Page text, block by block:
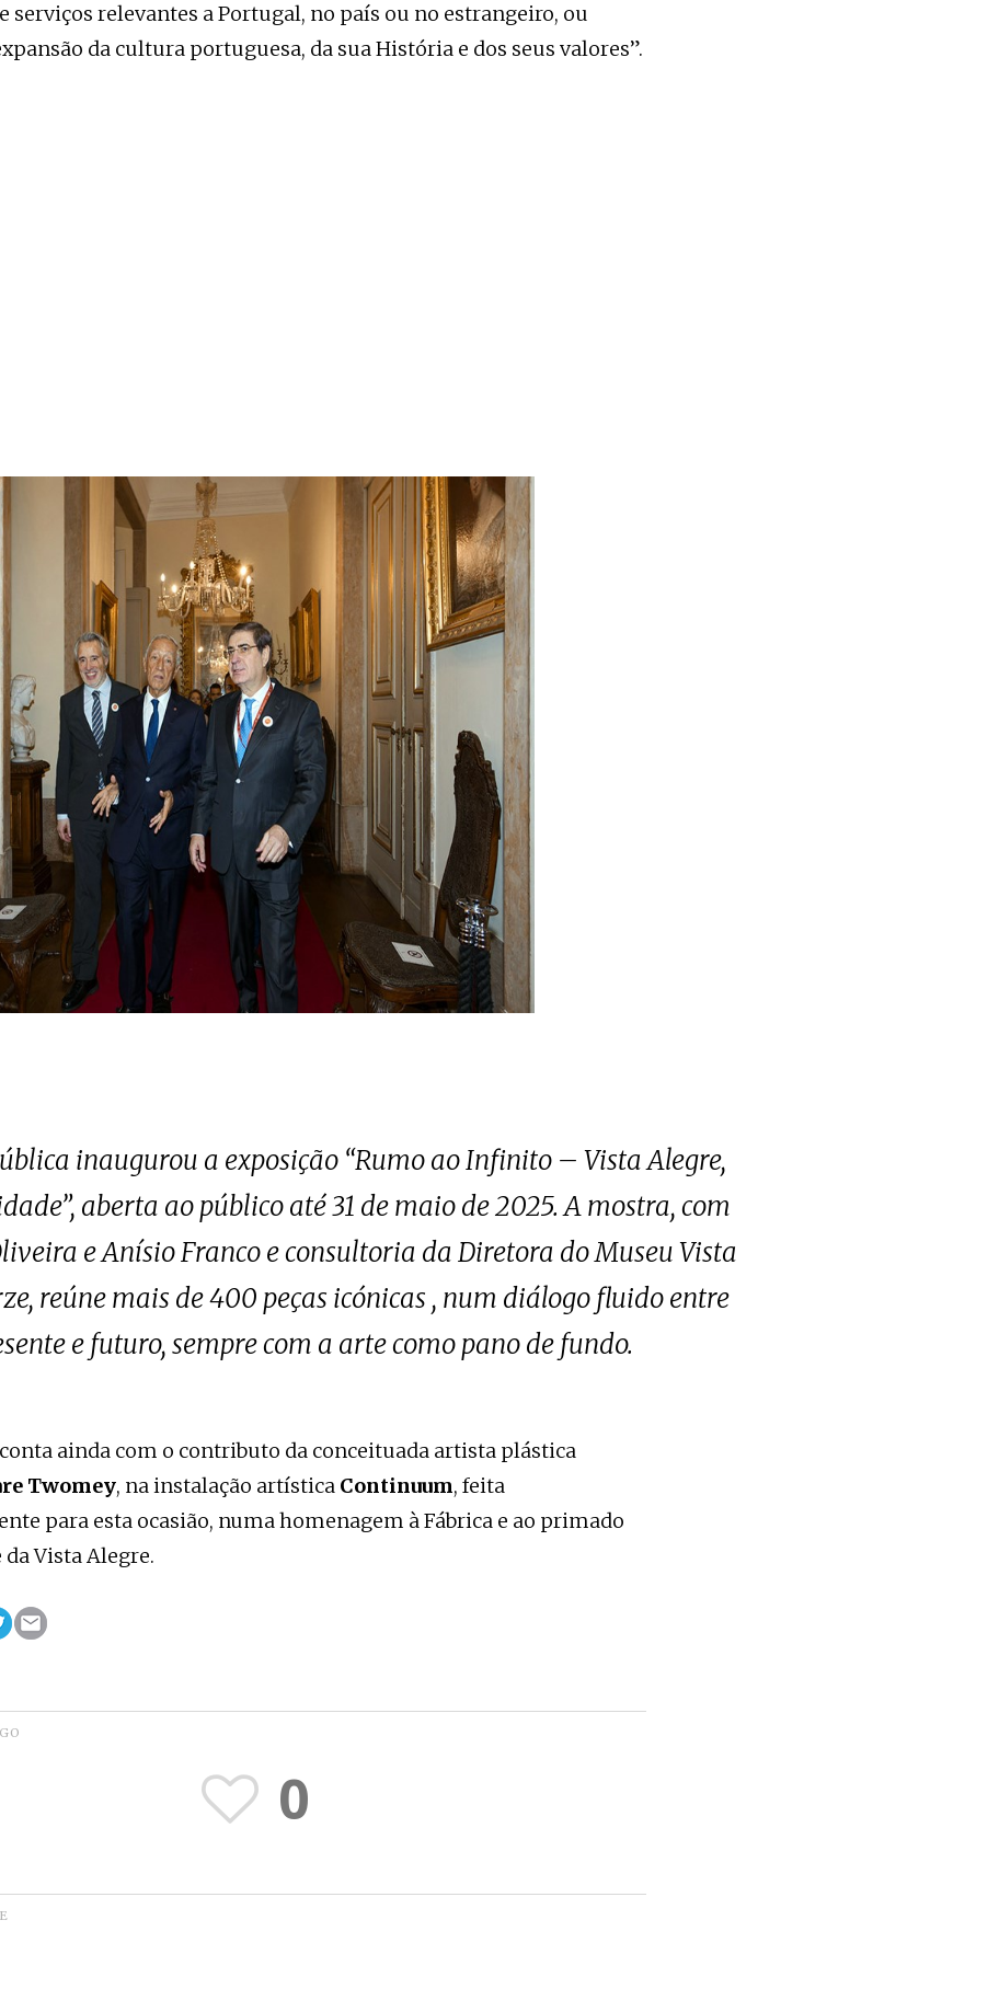
serviços relevantes a Portugal, no país ou no estrangeiro, ou
da cultura portuguesa, da sua História e dos seus valores”.
inaugurou a exposição “Rumo ao Infinito – Vista Alegre,
aberta ao público até 31 de maio de 2025. A mostra, com
e Anísio Franco e consultoria da Diretora do Museu Vista
reúne mais de 400 peças icónicas , num diálogo fluido entre
e futuro, sempre com a arte como pano de fundo.
ainda com o contributo da conceituada artista plástica
Twomey, na instalação artística Continuum, feita
para esta ocasião, numa homenagem à Fábrica e ao primado
Vista Alegre.
0